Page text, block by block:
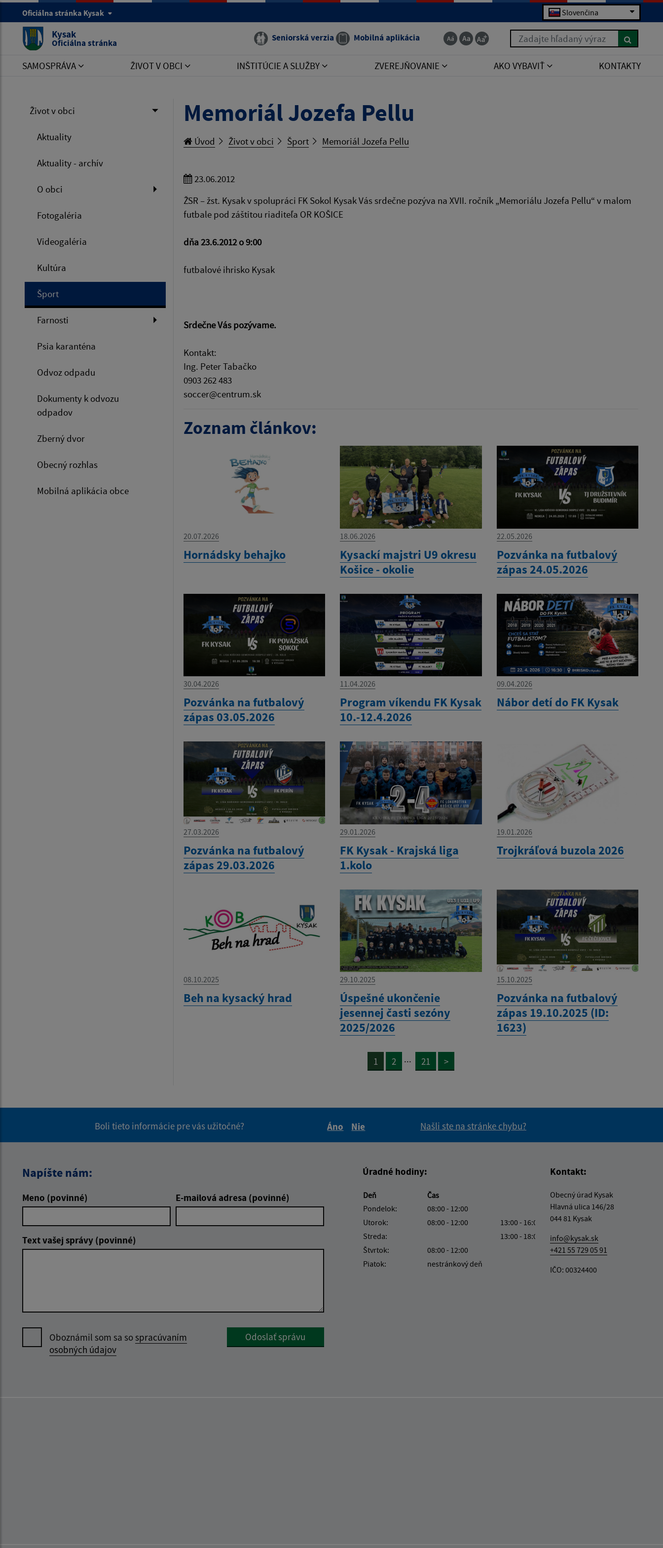
Oficiálna stránka Kysak Slovenčina
Kysak
Oficiálna stránka Seniorská verzia Mobilná aplikácia Zadajte hľadaný výraz
SAMOSPRÁVA ŽIVOT V OBCI INŠTITÚCIE A SLUŽBY ZVEREJŇOVANIE AKO VYBAVIŤ KONTAKTY
Život v obci
Aktuality
Aktuality - archív
O obci
Fotogaléria
Videogaléria
Kultúra
Šport
Farnosti
Psia karanténa
Odvoz odpadu
Dokumenty k odvozu
odpadov
Zberný dvor
Obecný rozhlas
Mobilná aplikácia obce
Memoriál Jozefa Pellu
Úvod Život v obci Šport Memoriál Jozefa Pellu
23.06.2012
ŽSR – žst. Kysak v spolupráci FK Sokol Kysak Vás srdečne pozýva na XVII. ročník „Memoriálu Jozefa Pellu“ v malom
futbale pod záštitou riaditeľa OR KOŠICE
dňa 23.6.2012 o 9:00
futbalové ihrisko Kysak
Srdečne Vás pozývame.
Kontakt:
Ing. Peter Tabačko
0903 262 483
soccer@centrum.sk
Zoznam článkov:
20.07.2026
Hornádsky behajko
18.06.2026
Kysackí majstri U9 okresu
Košice - okolie
22.05.2026
Pozvánka na futbalový
zápas 24.05.2026
30.04.2026
Pozvánka na futbalový
zápas 03.05.2026
11.04.2026
Program víkendu FK Kysak
10.-12.4.2026
09.04.2026
Nábor detí do FK Kysak
27.03.2026
Pozvánka na futbalový
zápas 29.03.2026
29.01.2026
FK Kysak - Krajská liga
1.kolo
19.01.2026
Trojkráľová buzola 2026
08.10.2025
Beh na kysacký hrad
29.10.2025
Úspešné ukončenie
jesennej časti sezóny
2025/2026
15.10.2025
Pozvánka na futbalový
zápas 19.10.2025 (ID:
1623)
1 2 ... 21 >
Boli tieto informácie pre vás užitočné?
Áno
Nie
Našli ste na stránke chybu?
Napíšte nám:
Meno (povinné) E-mailová adresa (povinné)
Text vašej správy (povinné)
Oboznámil som sa sospracúvaním
osobných údajov
Google reCaptcha Response
Odoslať správu
Úradné hodiny:
Deň
Čas
Pondelok:
08:00 - 12:00
Utorok:
08:00 - 12:00
13:00 - 16:00
Streda:
13:00 - 18:00
Štvrtok:
08:00 - 12:00
Piatok:
nestránkový deň
Kontakt:
Obecný úrad Kysak
Hlavná ulica 146/28
044 81 Kysak
info@kysak.sk
+421 55 729 05 91
IČO: 00324400